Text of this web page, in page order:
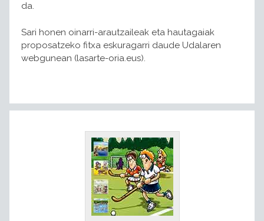
da.
Sari honen oinarri-arautzaileak eta hautagaiak
proposatzeko fitxa eskuragarri daude Udalaren
webgunean (lasarte-oria.eus).